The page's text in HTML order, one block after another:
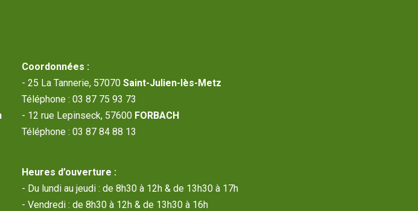
Coordonnées :
- 25 La Tannerie, 57070 Saint-Julien-lès-Metz
Téléphone : 03 87 75 93 73
- 12 rue Lepinseck, 57600 FORBACH
Téléphone : 03 87 84 88 13
Heures d’ouverture :
- Du lundi au jeudi : de 8h30 à 12h & de 13h30 à 17h
- Vendredi : de 8h30 à 12h & de 13h30 à 16h